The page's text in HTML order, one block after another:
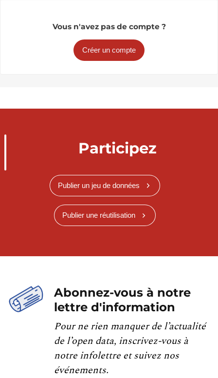
Vous n'avez pas de compte ?
Créer un compte
Participez
Publier un jeu de données
Publier une réutilisation
Abonnez-vous à notre
lettre d'information
Pour ne rien manquer de l’actualité
de l’open data, inscrivez-vous à
notre infolettre et suivez nos
événements.